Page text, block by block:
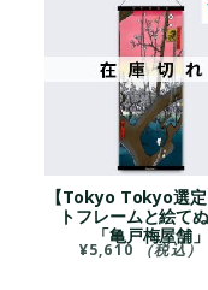
【Tokyo Tokyo選
トフレームと絵て
「亀戸梅屋舗」
¥5,610 （税込）